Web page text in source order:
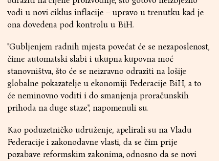
vodi u novi ciklus inflacije – upravo u trenutku kad je
ona dovedena pod kontrolu u BiH.
''Gubljenjem radnih mjesta povećat će se nezaposlenost,
čime automatski slabi i ukupna kupovna moć
stanovništva, što će se neizravno odraziti na lošije
globalne pokazatelje u ekonomiji Federacije BiH, a to
će neminovno voditi i do smanjenja proračunskih
prihoda na duge staze'', napomenuli su.
Kao poduzetničko udruženje, apelirali su na Vladu
Federacije i zakonodavne vlasti, da se čim prije
pozabave reformskim zakonima, odnosno da se novi